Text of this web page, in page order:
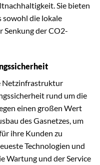
Sie bieten
sowohl die lokale
der CO2-
Netzinfrastruktur
rund um die
einen großen Wert
des Gasnetzes, um
ihre Kunden zu
Technologien und
Wartung und der Service